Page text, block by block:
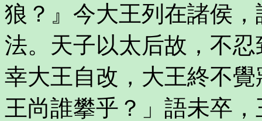
狼？』今大王列在諸侯
法。天子以太后故，不
幸大王自改，大王終不
王尚誰攀乎？」語未卒